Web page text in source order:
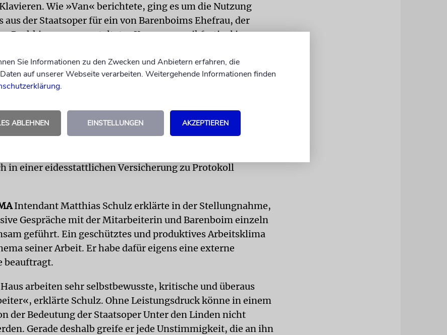
Wie »Van« berichtete, ging es um die Nutzung
aus der Staatsoper für ein von Barenboims Ehefrau, der
Bashkirowa, veranstaltetes Kammermusikfestival in
dabei fälschlicherweise angenommen, dass die
seinem Rücken über einen für ihn speziell
Fragen von
Barenboim
fernhalten wollen,
in einer eidesstattlichen Versicherung zu Protokoll
Intendant Matthias Schulz erklärte in der Stellungnahme,
Gespräche mit der Mitarbeiterin undBarenboimeinzeln
geführt. Ein geschütztes und produktives Arbeitsklima
seiner Arbeit. Er habe dafür eigens eine externe
beauftragt.
arbeiten sehr selbstbewusste, kritische und überaus
erklärte Schulz. Ohne Leistungsdruck könne in einem
der Bedeutung der Staatsoper Unter den Linden nicht
Gerade deshalb greife er jede Unstimmigkeit, die an ihn
Sie Informationen zu den Zwecken und Anbietern erfahren, die
auf unserer Webseite verarbeiten. Weitergehende Informationen finden
.
ABLEHNEN EINSTELLUNGEN AKZEPTIEREN